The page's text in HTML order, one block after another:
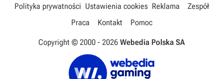
Polityka prywatności Ustawienia cookies Reklama
Zespół
Praca
Kontakt Pomoc
Copyright © 2000 - 2026 Webedia Polska SA